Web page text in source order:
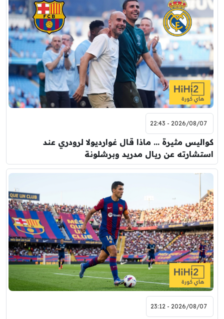
2026/08/07 - 22:43
كواليس مثيرة … ماذا قال غوارديولا لرودري عند
استشارته عن ريال مدريد وبرشلونة
2026/08/07 - 23:12